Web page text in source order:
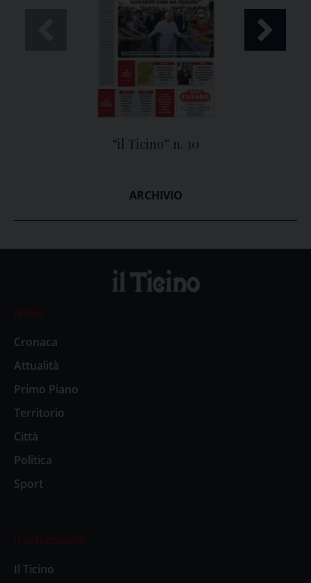
“il Ticino” n. 30
ARCHIVIO
News
Cronaca
Attualità
Primo Piano
Territorio
Città
Politica
Sport
Il settimanale
Il Ticino